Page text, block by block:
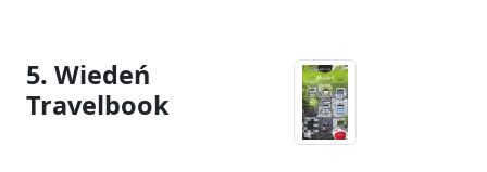
5. Wiedeń
Travelbook